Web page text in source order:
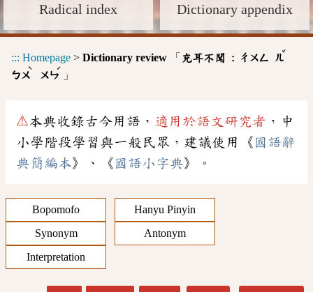
Radical index Dictionary appendix
::: Homepage > Dictionary review 「 充耳不聞 : ㄔㄨㄥ ㄦ
ˇ
ㄅㄨ
ˋ
ㄨㄣ
ˊ
」
⚠本典收錄古今用語， 適用於語文研究者 ，中
小學階段學習與一般民眾，建議使用《 國語辭
典簡編本》、《 國語小字典》。
Bopomofo
Hanyu Pinyin
Synonym
Antonym
Interpretation